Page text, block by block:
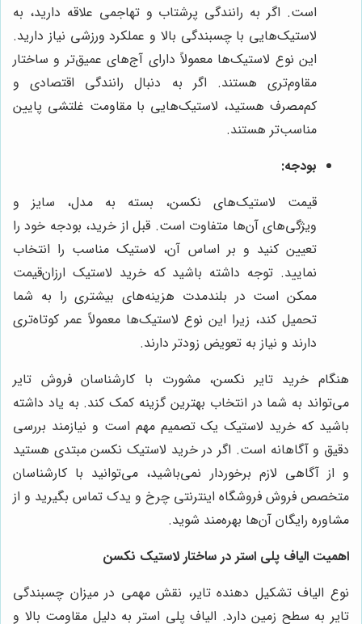
است. اگر به رانندگی پرشتاب و تهاجمی علاقه دارید، به
لاستیک‌هایی با چسبندگی بالا و عملکرد ورزشی نیاز دارید.
این نوع لاستیک‌ها معمولاً دارای آج‌های عمیق‌تر و ساختار
مقاوم‌تری هستند. اگر به دنبال رانندگی اقتصادی و
کم‌مصرف هستید، لاستیک‌هایی با مقاومت غلتشی پایین
مناسب‌تر هستند.
بودجه:
قیمت لاستیک‌های نکسن، بسته به مدل، سایز و
ویژگی‌های آن‌ها متفاوت است. قبل از خرید، بودجه خود را
تعیین کنید و بر اساس آن، لاستیک مناسب را انتخاب
نمایید. توجه داشته باشید که خرید لاستیک ارزان‌قیمت
ممکن است در بلندمدت هزینه‌های بیشتری را به شما
تحمیل کند، زیرا این نوع لاستیک‌ها معمولاً عمر کوتاه‌تری
دارند و نیاز به تعویض زودتر دارند.
هنگام خرید تایر نکسن، مشورت با کارشناسان فروش تایر
می‌تواند به شما در انتخاب بهترین گزینه کمک کند. به یاد داشته
باشید که خرید لاستیک یک تصمیم مهم است و نیازمند بررسی
دقیق و آگاهانه است. اگر در خرید لاستیک نکسن مبتدی هستید
و از آگاهی لازم برخوردار نمی‌باشید، می‌توانید با کارشناسان
متخصص فروش فروشگاه اینترنتی چرخ و یدک تماس بگیرید و از
مشاوره رایگان آن‌ها بهره‌مند شوید.
اهمیت الیاف پلی استر در ساختار لاستیک نکسن
نوع الیاف تشکیل دهنده تایر، نقش مهمی در میزان چسبندگی
تایر به سطح زمین دارد. الیاف پلی استر به دلیل مقاومت بالا و